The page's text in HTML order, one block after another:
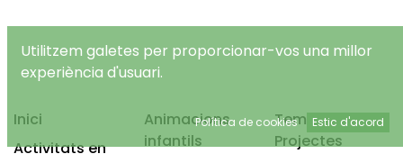
Inici
Activitats en
Animacions
infantils
Temps Lliure
Projectes
Utilitzem galetes per proporcionar-vos una millor
experiència d'usuari.
Política de cookies Estic d'acord